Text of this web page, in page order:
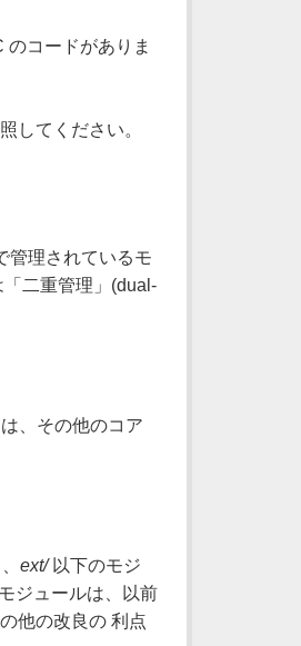
コードがありま
してください。
管理されているモ
二重管理」(dual-
、その他のコア
ext/以下のモジ
ジュールは、以前
他の改良の 利点